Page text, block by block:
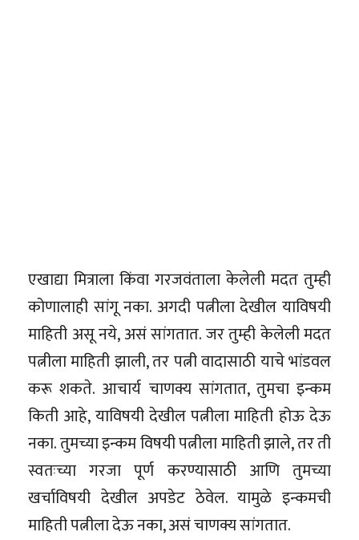
एखाद्या मित्राला किंवा गरजवंताला केलेली मदत तुम्ही
कोणालाही सांगू नका. अगदी पत्नीला देखील याविषयी
माहिती असू नये, असं सांगतात. जर तुम्ही केलेली मदत
पत्नीला माहिती झाली, तर पत्नी वादासाठी याचे भांडवल
करू शकते. आचार्य चाणक्य सांगतात, तुमचा इन्कम
किती आहे, याविषयी देखील पत्नीला माहिती होऊ देऊ
नका. तुमच्या इन्कम विषयी पत्नीला माहिती झाले, तर ती
स्वतःच्या गरजा पूर्ण करण्यासाठी आणि तुमच्या
खर्चाविषयी देखील अपडेट ठेवेल. यामुळे इन्कमची
माहिती पत्नीला देऊ नका, असं चाणक्य सांगतात.